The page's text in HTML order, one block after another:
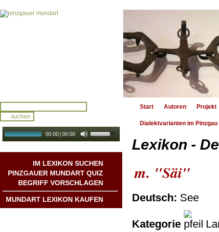
00:00 | 00:00
IM LEXIKON SUCHEN
PINZGAUER MUNDART QUIZ
BEGRIFF VORSCHLAGEN
MUNDART LEXIKON KAUFEN
Start Autoren Projekt
Dialektvarianten im Pinzgau
Lexikon -
m. "Säi"
Deutsch: See
Kategorie